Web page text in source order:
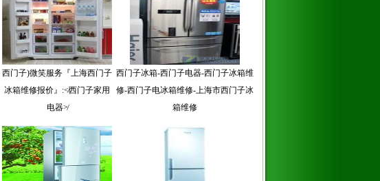
西门子)微笑服务『上海西门子
冰箱维修报价』:≮西门子家用
电器≯
西门子冰箱-西门子电器-西门子冰箱维
修-西门子电冰箱维修-上海市西门子冰
箱维修